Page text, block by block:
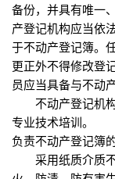
备份，并具有唯
产登记机构应当依
于不动产登记簿。
更正外不得修改
员应当具备与不动
不动产登记机构
专业技术培训。
负责不动产登记簿
采用纸质介质不